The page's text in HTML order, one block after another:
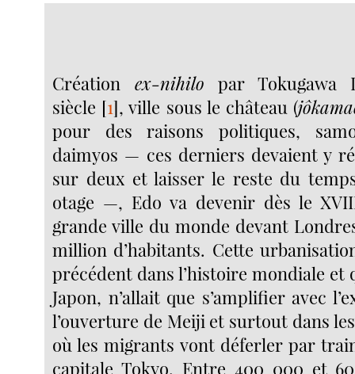
Création ex-nihilo par Tokugawa
siècle [1], ville sous le château (
pour des raisons politiques,
daimyos — ces derniers devaient y
sur deux et laisser le reste du
otage —, Edo va devenir dès le
grande ville du monde devant
million d’habitants. Cette
précédent dans l’histoire mondiale et
Japon, n’allait que s’amplifier avec
l’ouverture de Meiji et surtout dans
où les migrants vont déferler par
capitale Tokyo. Entre 400 000 et